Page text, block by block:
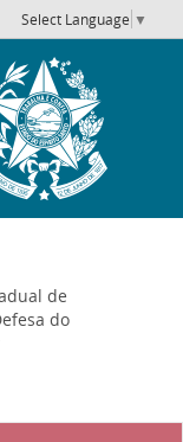
Select Language ▼
de
do